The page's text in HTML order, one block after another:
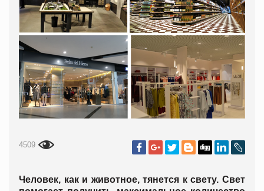
4509
Человек, как и животное, тянется к свету. Свет